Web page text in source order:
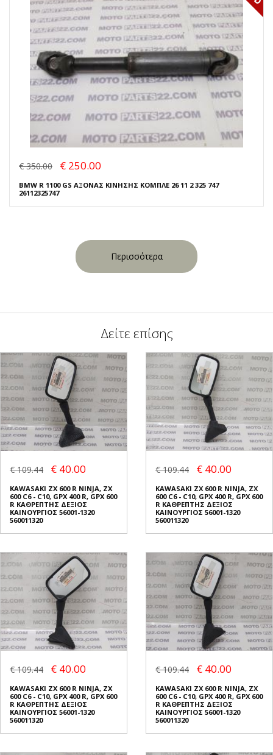
€ 350.00 € 250.00
BMW R 1100 GS ΑΞΟΝΑΣ ΚΙΝΗΣΗΣ ΚΟΜΠΛΕ 26 11 2 325 747
26112325747
Περισσότερα
Δείτε επίσης
€ 109.44 € 40.00
KAWASAKI ZX 600 R NINJA, ZX
600 C6 - C10, GPX 400 R, GPX 600
R ΚΑΘΡΕΠΤΗΣ ΔΕΞΙΟΣ
ΚΑΙΝΟΥΡΓΙΟΣ 56001-1320
560011320
€ 109.44 € 40.00
KAWASAKI ZX 600 R NINJA, ZX
600 C6 - C10, GPX 400 R, GPX 600
R ΚΑΘΡΕΠΤΗΣ ΔΕΞΙΟΣ
ΚΑΙΝΟΥΡΓΙΟΣ 56001-1320
560011320
€ 109.44 € 40.00
KAWASAKI ZX 600 R NINJA, ZX
600 C6 - C10, GPX 400 R, GPX 600
R ΚΑΘΡΕΠΤΗΣ ΔΕΞΙΟΣ
ΚΑΙΝΟΥΡΓΙΟΣ 56001-1320
560011320
€ 109.44 € 40.00
KAWASAKI ZX 600 R NINJA, ZX
600 C6 - C10, GPX 400 R, GPX 600
R ΚΑΘΡΕΠΤΗΣ ΔΕΞΙΟΣ
ΚΑΙΝΟΥΡΓΙΟΣ 56001-1320
560011320